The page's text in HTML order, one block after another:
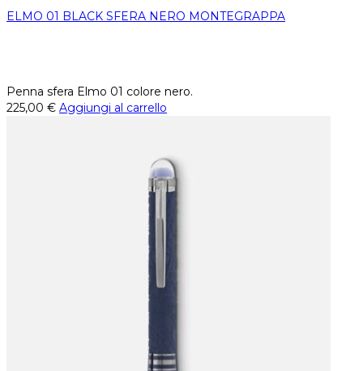
ELMO 01 BLACK SFERA NERO MONTEGRAPPA
Penna sfera Elmo 01 colore nero.
225,00 € Aggiungi al carrello